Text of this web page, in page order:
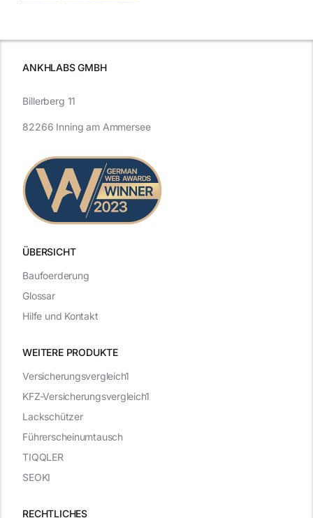
ANKHLABS GMBH
ÜBERSICHT
WEITERE PRODUKTE
Versicherungsvergleich1
KFZ-Versicherungsvergleich1
Lackschützer
Führerscheinumtausch
TIQQLER
SEOKI
RECHTLICHES
Billerberg 11
82266 Inning am Ammersee
Baufoerderung
Glossar
Hilfe und Kontakt